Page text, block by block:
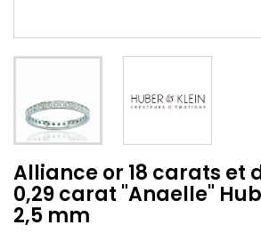
Alliance or 18 carats et
0,29 carat "Anaelle"
2,5 mm